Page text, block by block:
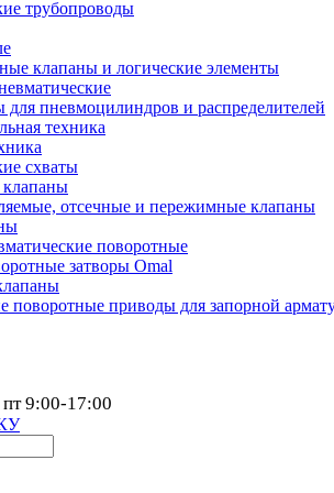
трубопроводы
клапаны и логические элементы
для пневмоцилиндров и распределителей
техника
схваты
отсечные и пережимные клапаны
поворотные
затворы Omal
поворотные приводы для запорной
9:00-17:00